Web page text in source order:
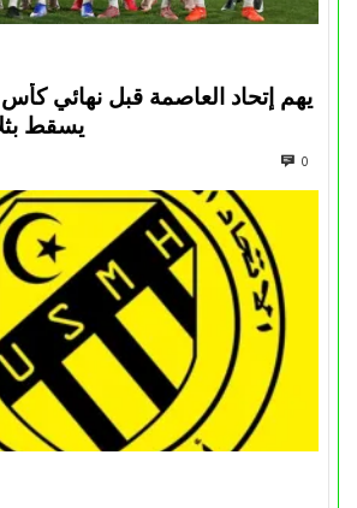
يهم إتحاد العاصمة قبل نهائي
0